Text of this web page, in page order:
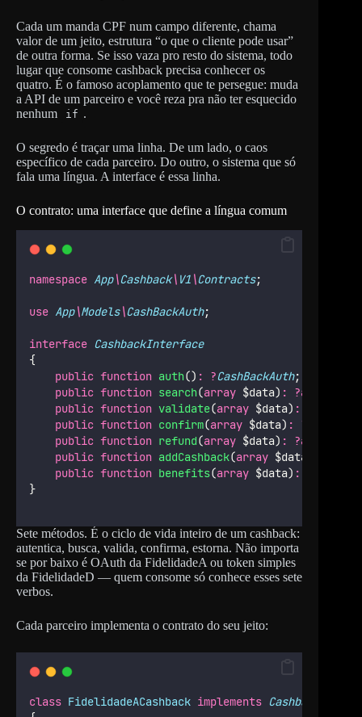
Cada um manda CPF num campo diferente, chama
valor de um jeito, estrutura “o que o cliente pode usar”
de outra forma. Se isso vaza pro resto do sistema, todo
lugar que consome cashback precisa conhecer os
quatro. É o famoso acoplamento que te persegue: muda
a API de um parceiro e você reza pra não ter esquecido
nenhum
if .
O segredo é traçar uma linha. De um lado, o caos
específico de cada parceiro. Do outro, o sistema que só
fala uma língua. A interface é essa linha.
O contrato: uma interface que define a língua comum
namespace App\Cashback\ V1 \Contracts;
use App\Models\CashBackAuth;
interface CashbackInterface
{
public function auth() : ?CashBackAuth;
public function search(array $data) : ?array
public function validate(array $data) :
public function confirm(array $data) : ?array
public function refund(array $data) : ?array
public function addCashback(array $data)
public function benefits(array $data) :
}
Sete métodos. É o ciclo de vida inteiro de um cashback:
autentica, busca, valida, confirma, estorna. Não importa
se por baixo é OAuth da FidelidadeA ou token simples
da FidelidadeD — quem consome só conhece esses sete
verbos.
Cada parceiro implementa o contrato do seu jeito:
class FidelidadeACashback implements